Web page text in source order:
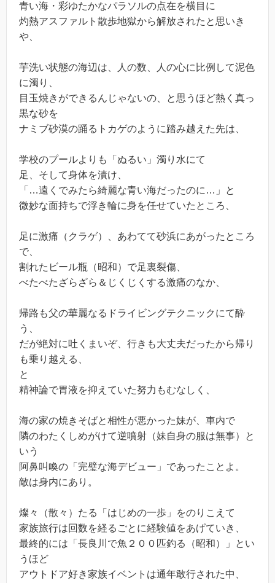
青い海・彩ゆたかなパラソルの点在を横目に
灼熱アスファルト散歩地獄から解放されたと思いき
や、
芋洗い状態の海辺は、人の数、人の心に比例して泥色
に濁り、
目玉焼きができるんじゃないの、と思うほど熱く真っ
黒な砂を
ナミブ砂漠の踊るトカゲのように踏み越えた先は、
学校のプールよりも「ぬるい」濁り水にて
足、そして身体を漬け、
「…遠くでみたら綺麗な青い海だったのに…」と
微妙な面持ちで浮き輪に身を任せていたところ、
足に激痛（クラゲ）、あわてて砂浜にあがったところ
で、
割れたビール瓶（昭和）で足裏裂傷、
べたべたざらざら＆じくじくする激痛のなか、
帰路も父の華麗なるドライビングテクニックにて酔
う、
だが絶対に吐くまいぞ、行きも大丈夫だったから帰り
も乗り越える、
と
精神論で胃液を抑えていた努力もむなしく、
海の家の焼きそばと相性が悪かった妹が、車内で
隣のわたくしめがけて逆噴射（妹自身の服は無事）と
いう
阿鼻叫喚の「完璧な海デビュー」であったことよ。
敵は身内にあり。
燦々（散々）たる「はじめの一歩」をのりこえて
家族旅行は回数を経るごとに経験値をあげていき、
最終的には「長良川で魚２００匹釣る（昭和）」とい
うほど
アウトドア好き家族イベントは通年敢行された中、